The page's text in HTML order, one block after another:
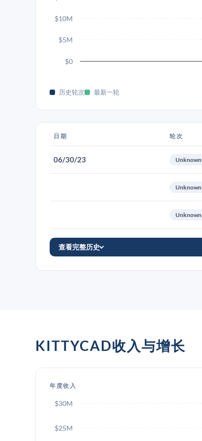
$0
$5M
$10M
历史轮次 最新一轮
日期 轮次
06/30/23 Unknown
Unknown
Unknown
查看完整历史
KITTYCAD收入与增长
年度收入
$25M
$30M